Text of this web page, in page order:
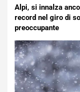
Alpi, si innalza
record nel giro di
preoccupante